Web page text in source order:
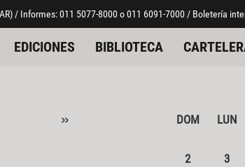
/ Informes: 011 5077-8000 o 011 6091-7000 / Boletería
EDICIONES BIBLIOTECA
» DOM LUN
2
3